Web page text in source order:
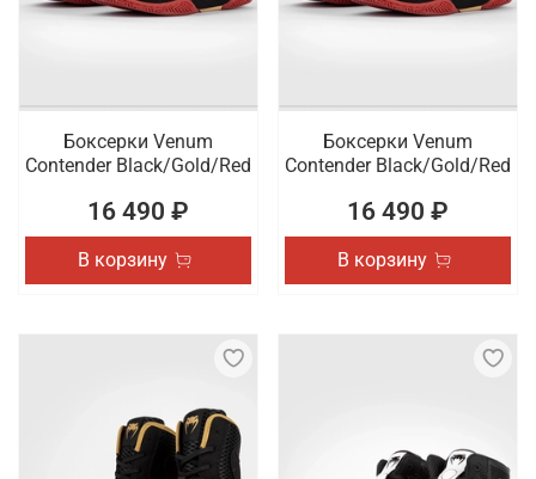
Боксерки Venum
Contender Black/Gold/Red
16 490 ₽
В корзину
Боксерки Venum
Contender Black/Gold/Red
16 490 ₽
В корзину